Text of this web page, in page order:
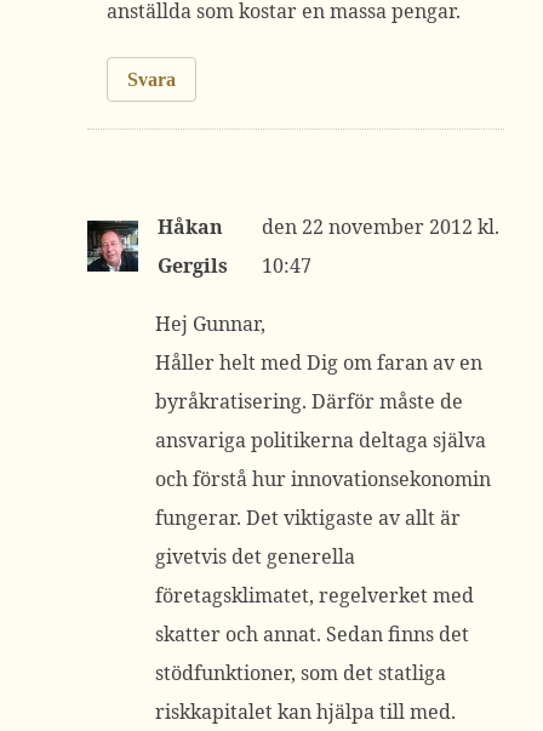
anställda som kostar en massa pengar.
Svara
Håkan
Gergils
22 november 2012 kl.
10:47
Hej Gunnar,
Håller helt med Dig om faran av en
byråkratisering. Därför måste de
ansvariga politikerna deltaga själva
och förstå hur innovationsekonomin
fungerar. Det viktigaste av allt är
givetvis det generella
företagsklimatet, regelverket med
skatter och annat. Sedan finns det
stödfunktioner, som det statliga
riskkapitalet kan hjälpa till med.